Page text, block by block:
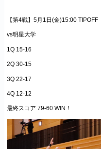
【第4戦】5月1日(金)15:00 TIPOFF
vs明星大学
1Q 15-16
2Q 30-15
3Q 22-17
4Q 12-12
最終スコア 79-60 WIN！